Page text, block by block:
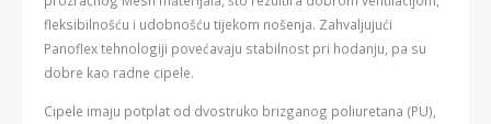
fleksibilnošću i udobnošću tijekom nošenja. Zahvaljujući
Panoflex tehnologiji povećavaju stabilnost pri hodanju, pa su
dobre kao radne cipele.
Cipele imaju potplat od dvostruko brizganog poliuretana (PU),